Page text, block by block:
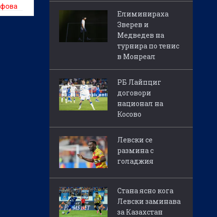
Елиминираха
Зверев и
Медведев на
турнира по тенис
в Монреал
РБ Лайпциг
договори
национал на
Косово
Левски се
размина с
голаджия
Стана ясно кога
Левски заминава
за Казахстан